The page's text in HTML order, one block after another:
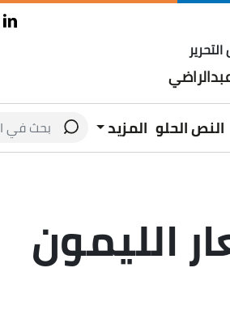
النص الحلو المزيد
الليمون